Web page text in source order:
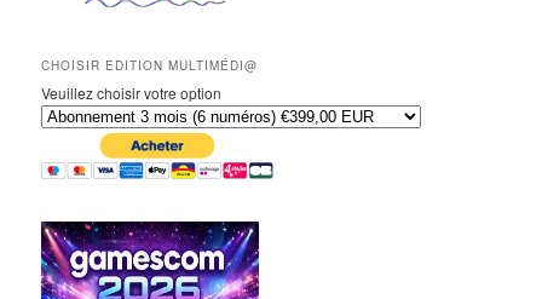
CHOISIR EDITION MULTIMÉDI@
Veuillez choisir votre option